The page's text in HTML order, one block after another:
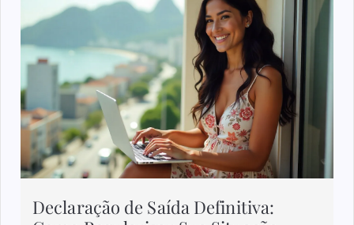
Declaração de Saída Definitiva: